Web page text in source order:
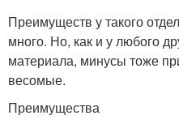
Преимуществ у такого
много. Но, как и у любого
материала, минусы тоже
весомые.
Преимущества